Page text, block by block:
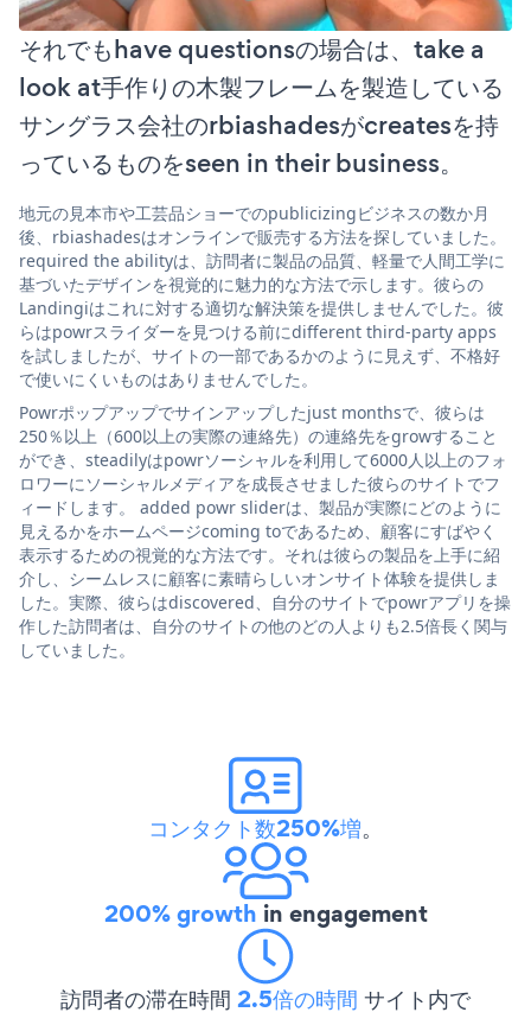
それでもhave questionsの場合は、take a
look at手作りの木製フレームを製造している
サングラス会社のrbiashadesがcreatesを持
っているものをseen in their business。
地元の見本市や工芸品ショーでのpublicizingビジネスの数か月
後、rbiashadesはオンラインで販売する方法を探していました。
required the abilityは、訪問者に製品の品質、軽量で人間工学に
基づいたデザインを視覚的に魅力的な方法で示します。彼らの
Landingiはこれに対する適切な解決策を提供しませんでした。彼
らはpowrスライダーを見つける前にdifferent third-party apps
を試しましたが、サイトの一部であるかのように見えず、不格好
で使いにくいものはありませんでした。
Powrポップアップでサインアップしたjust monthsで、彼らは
250％以上（600以上の実際の連絡先）の連絡先をgrowすること
ができ、steadilyはpowrソーシャルを利用して6000人以上のフォ
ロワーにソーシャルメディアを成長させました彼らのサイトでフ
ィードします。 added powr sliderは、製品が実際にどのように
見えるかをホームページcoming toであるため、顧客にすばやく
表示するための視覚的な方法です。それは彼らの製品を上手に紹
介し、シームレスに顧客に素晴らしいオンサイト体験を提供しま
した。実際、彼らはdiscovered、自分のサイトでpowrアプリを操
作した訪問者は、自分のサイトの他のどの人よりも2.5倍長く関与
していました。
コンタクト数250%増。
200% growth in engagement
訪問者の滞在時間 2.5倍の時間 サイト内で